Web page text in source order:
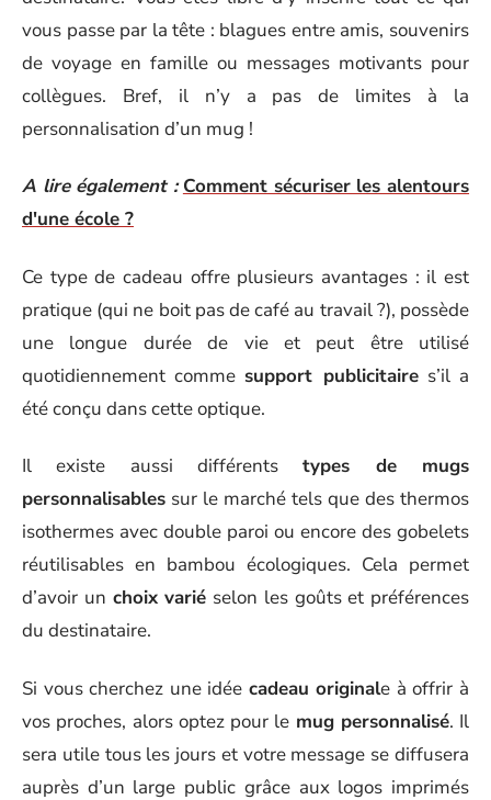
vous passe par la tête : blagues entre amis, souvenirs
de voyage en famille ou messages motivants pour
collègues. Bref, il n’y a pas de limites à la
personnalisation d’un mug !
A lire également : Comment sécuriser les alentours
d'une école ?
Ce type de cadeau offre plusieurs avantages : il est
pratique (qui ne boit pas de café au travail ?), possède
une longue durée de vie et peut être utilisé
quotidiennement comme support publicitaires’il a
été conçu dans cette optique.
Il existe aussi différentstypes de mugs
personnalisables sur le marché tels que des thermos
isothermes avec double paroi ou encore des gobelets
réutilisables en bambou écologiques. Cela permet
d’avoir un choix varié selon les goûts et préférences
du destinataire.
Si vous cherchez une idée cadeau originale à offrir à
vos proches, alors optez pour le mug personnalisé. Il
sera utile tous les jours et votre message se diffusera
auprès d’un large public grâce aux logos imprimés